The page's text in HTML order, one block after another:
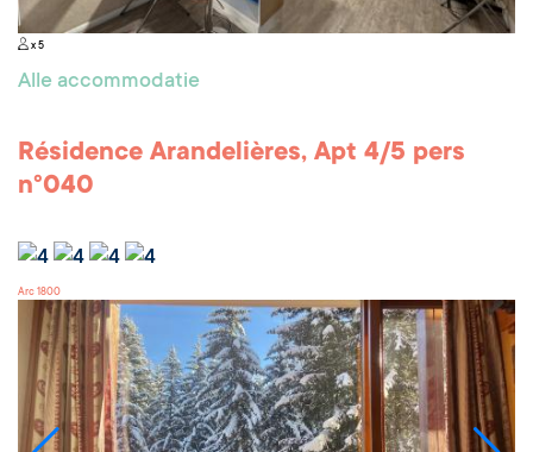
x 5
Alle accommodatie
Résidence Arandelières, Apt 4/5 pers
n°040
Arc 1800